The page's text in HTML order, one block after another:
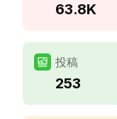
63.8K
投稿
253